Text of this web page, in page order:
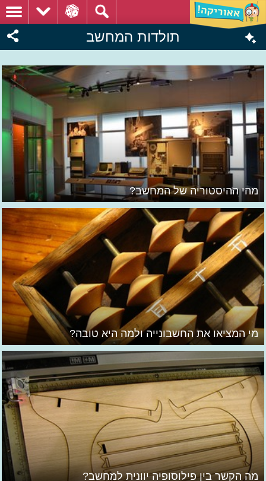
תולדות המחשב
מהי ההיסטוריה של המחשב?
מי המציאו את החשבונייה ולמה היא טובה?
מה הקשר בין פילוסופיה יוונית למחשב?